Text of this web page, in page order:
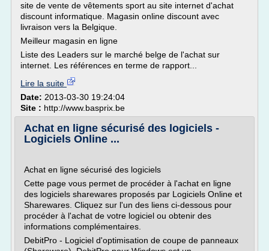
site de vente de vêtements sport au site internet d'achat
discount informatique. Magasin online discount avec
livraison vers la Belgique.
Meilleur magasin en ligne
Liste des Leaders sur le marché belge de l'achat sur
internet. Les références en terme de rapport...
Lire la suite
Date: 2013-03-30 19:24:04
Site : http://www.basprix.be
Achat en ligne sécurisé des logiciels -
Logiciels Online ...
Achat en ligne sécurisé des logiciels
Cette page vous permet de procéder à l'achat en ligne
des logiciels sharewares proposés par Logiciels Online et
Sharewares. Cliquez sur l'un des liens ci-dessous pour
procéder à l'achat de votre logiciel ou obtenir des
informations complémentaires.
DebitPro - Logiciel d'optimisation de coupe de panneaux